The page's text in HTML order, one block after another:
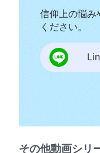
信仰上の悩み
ください。
その他動画シリ